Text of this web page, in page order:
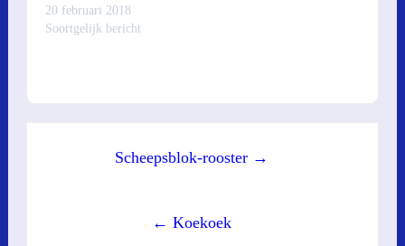
20 februari 2018
Soortgelijk bericht
Scheepsblok-rooster →
← Koekoek